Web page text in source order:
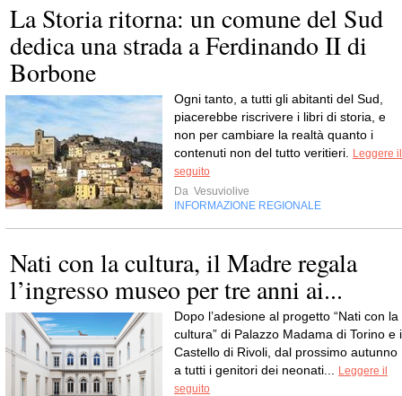
La Storia ritorna: un comune del Sud
dedica una strada a Ferdinando II di
Borbone
Ogni tanto, a tutti gli abitanti del Sud,
piacerebbe riscrivere i libri di storia, e
non per cambiare la realtà quanto i
contenuti non del tutto veritieri.
Leggere il
seguito
Da Vesuviolive
INFORMAZIONE REGIONALE
Nati con la cultura, il Madre regala
l’ingresso museo per tre anni ai...
Dopo l’adesione al progetto “Nati con la
cultura” di Palazzo Madama di Torino e
Castello di Rivoli, dal prossimo autunno
a tutti i genitori dei neonati...
Leggere il
seguito